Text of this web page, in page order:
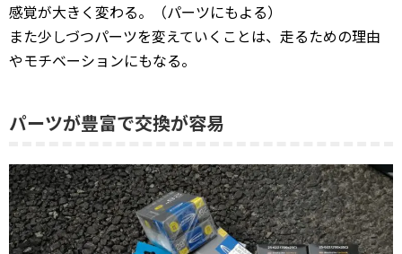
感覚が大きく変わる。（パーツにもよる）
また少しづつパーツを変えていくことは、走るための理由
やモチベーションにもなる。
パーツが豊富で交換が容易